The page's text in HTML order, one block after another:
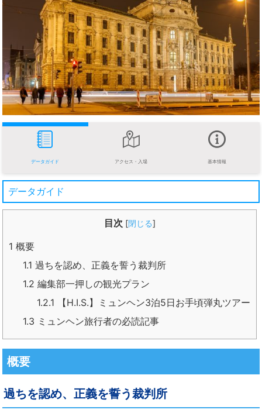
データガイド アクセス・入場 基本情報
データガイド
目次 [閉じる]
1 概要
1.1 過ちを認め、正義を誓う裁判所
1.2 編集部一押しの観光プラン
1.2.1 【H.I.S.】ミュンヘン3泊5日お手頃弾丸ツアー
1.3 ミュンヘン旅行者の必読記事
概要
過ちを認め、正義を誓う裁判所